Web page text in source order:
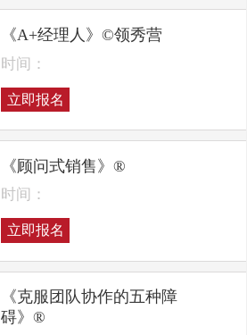
《A+经理人》©领秀营
时间：
立即报名
《顾问式销售》®
时间：
立即报名
《克服团队协作的五种障
碍》®